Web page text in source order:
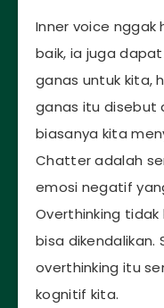
Inner voice nggak
baik, ia juga
ganas untuk kita,
ganas itu disebut
biasanya kita
Chatter adalah
emosi negatif
Overthinking
bisa dikendalikan.
overthinking itu
kognitif kita.